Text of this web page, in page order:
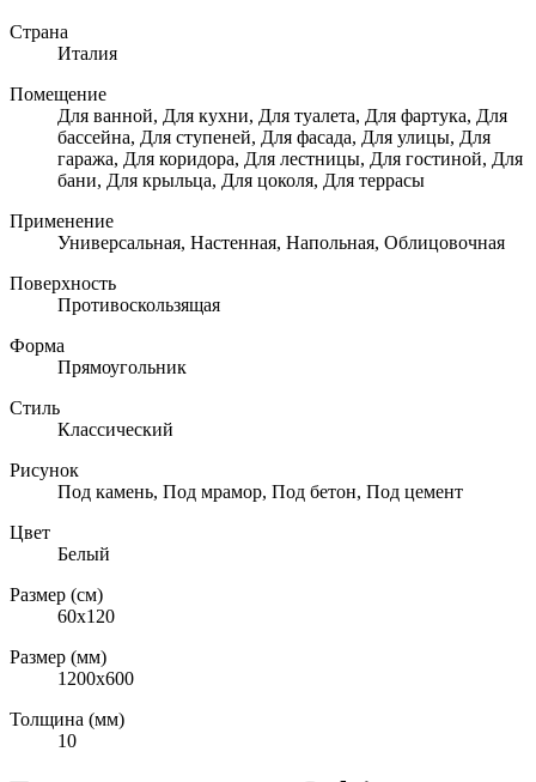
Страна
Италия
Помещение
Для ванной, Для кухни, Для туалета, Для фартука, Для
бассейна, Для ступеней, Для фасада, Для улицы, Для
гаража, Для коридора, Для лестницы, Для гостиной, Для
бани, Для крыльца, Для цоколя, Для террасы
Применение
Универсальная, Настенная, Напольная, Облицовочная
Поверхность
Противоскользящая
Форма
Прямоугольник
Стиль
Классический
Рисунок
Под камень, Под мрамор, Под бетон, Под цемент
Цвет
Белый
Размер (см)
60x120
Размер (мм)
1200x600
Толщина (мм)
10